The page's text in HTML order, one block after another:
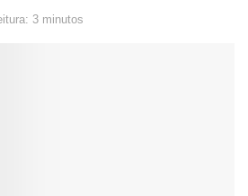
3 minutos